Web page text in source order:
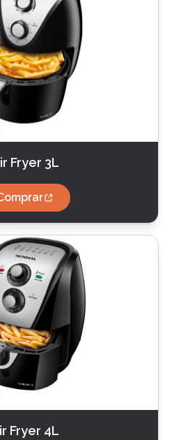
Fryer 3L
Fryer 4L